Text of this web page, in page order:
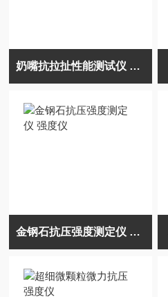
奶嘴抗拉扯性能测试仪 针刺检测仪
金钢石抗压强度测定仪 强度仪